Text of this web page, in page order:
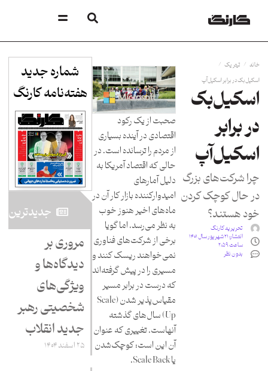
خانه / تیتر یک /
اسکیل‌بک در برابر اسکیل‌آپ
اسکیل‌بک
در برابر
اسکیل‌آپ
چرا شرکت‌های بزرگ
در حال کوچک کردن
خود هستند؟
تحریریه کارنگ
انتشار:
۲۱ شهریور سال ۱۴۰۱
ساعت ۲:۵۹
بدون نظر
صحبت از یک رکود
اقتصادی در آینده بسیاری
از مردم را ترسانده است. در
حالی که اقتصاد آمریکا به
دلیل آمارهای
امیدوارکننده بازار کار آن در
ماه‌های اخیر هنوز خوب
به نظر می‌رسد، اما گویا
برخی از شرکت‌های فناوری
نمی‌خواهند ریسک کنند و
مسیری را در پیش گرفته‌اند
که درست در برابر مسیر
مقیاس‌پذیر شدن (Scale
Up) سال‌های گذشته
آنهاست. تغییری که عنوان
آن این است: کوچک‌شدن
یا Scale Back.
شماره جدید
هفته‌نامه کارنگ​
جدید‌ترین
مروری بر
دیدگاه‌ها و
ویژگی‌های
شخصیتی رهبر
جدید انقلاب
۲۵ اسفند ۱۴۰۴